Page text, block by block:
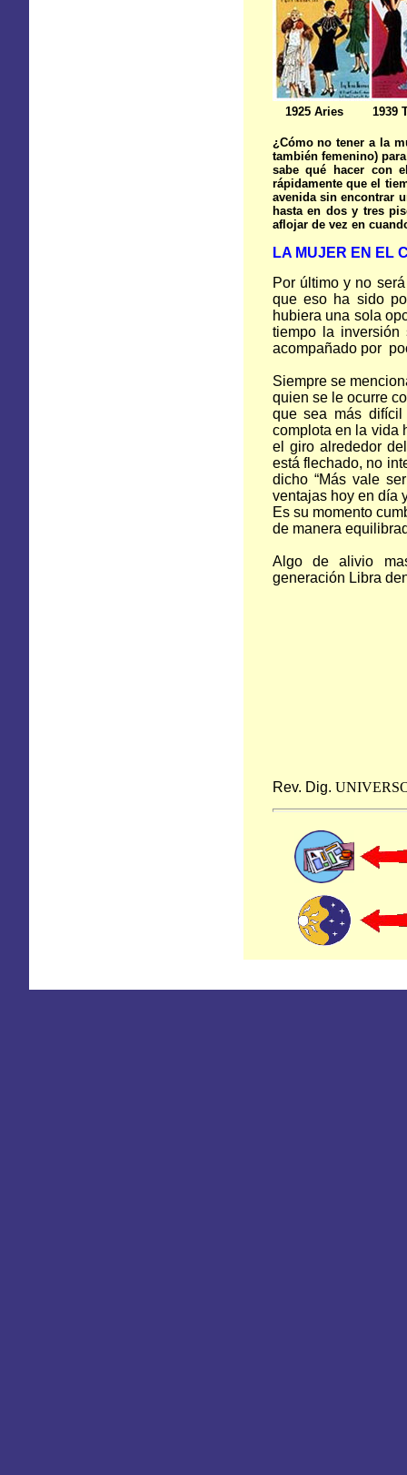
1925 Aries 1939
¿Cómo no tener a la
también femenino)
sabe qué hacer con
rápidamente que el
avenida sin encontrar
hasta en dos y tres
aflojar de vez en
LA MUJER EN EL
Por último y no
que eso ha sido
hubiera una sola
tiempo la
acompañado por
Siempre se
quien se le ocurre
que sea más
complota en la vida
el giro alrededor
está flechado, no
dicho “Más vale
ventajas hoy en día
Es su momento
de manera
Algo de alivio
generación Libra
Rev. Dig.